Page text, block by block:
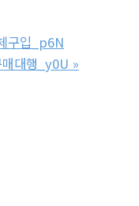
구입_p6N
대행_y0U »